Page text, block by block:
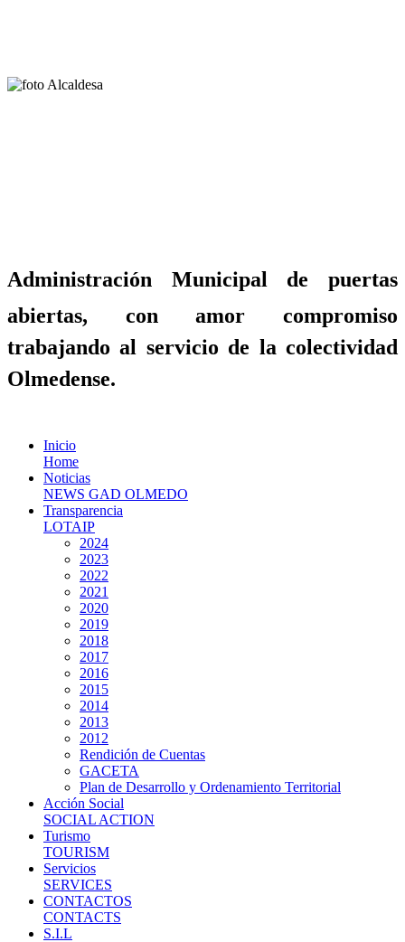
Administración Municipal de puertas
abiertas, con amor compromiso
trabajando al servicio de la colectividad
Olmedense.
Inicio
Home
Noticias
NEWS GAD OLMEDO
Transparencia
LOTAIP
2024
2023
2022
2021
2020
2019
2018
2017
2016
2015
2014
2013
2012
Rendición de Cuentas
GACETA
Plan de Desarrollo y Ordenamiento Territorial
Acción Social
SOCIAL ACTION
Turismo
TOURISM
Servicios
SERVICES
CONTACTOS
CONTACTS
S.I.L